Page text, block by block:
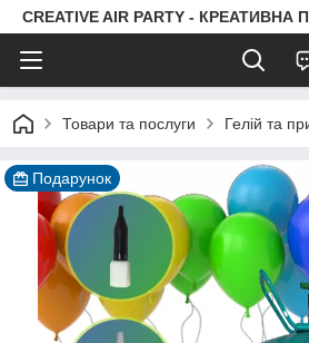
CREATIVE AIR PARTY - КРЕАТИВНА
Товари та послуги Гелій та
Подарунок